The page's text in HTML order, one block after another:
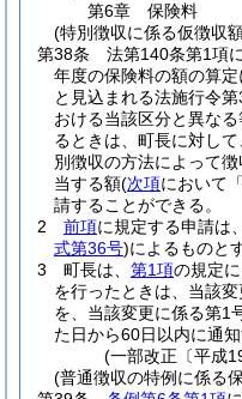
第6章
保険料
(特別徴収に係る仮徴収
第38条
法第140条第1項
年度の保険料の額の算
と見込まれる法施行令
おける当該区分と異な
るときは、町長に対し
別徴収の方法によって
当する額(次項において
請することができる。
2
前項に規定する申請は
式第36号)によるものと
3
町長は、 第1項の規定
を行ったときは、当該
を、当該変更に係る第1
た日から60日以内に通知
(一部改正〔平成
(普通徴収の特例に係る